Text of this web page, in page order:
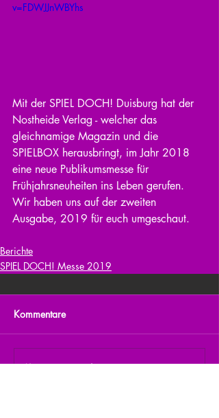
v=FDWJJnWBYhs
Mit der SPIEL DOCH! Duisburg hat der
Nostheide Verlag - welcher das
gleichnamige Magazin und die
SPIELBOX herausbringt, im Jahr 2018
eine neue Publikumsmesse für
Frühjahrsneuheiten ins Leben gerufen.
Wir haben uns auf der zweiten
Ausgabe, 2019 für euch umgeschaut.
Berichte
SPIEL DOCH! Messe 2019
Kommentare
Kommentar verfassen...